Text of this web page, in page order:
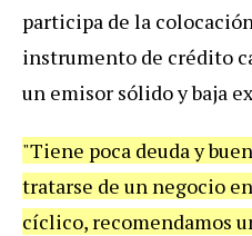
participa de la
instrumento de crédito
un emisor sólido y baja
"Tiene poca deuda y
tratarse de un negocio
cíclico, recomendamos